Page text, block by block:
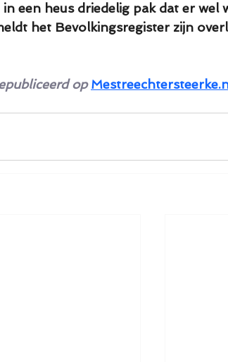
een heus driedelig pak dat er wel
het Bevolkingsregister zijn
op